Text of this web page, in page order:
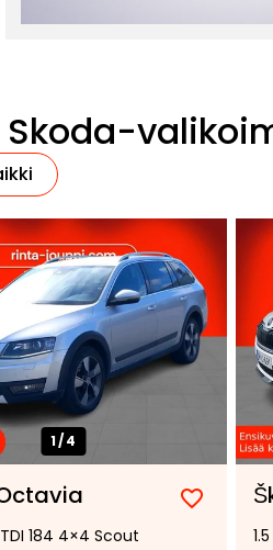
Skoda-
1/4
Lisää
Poista
184 4×4 Scout